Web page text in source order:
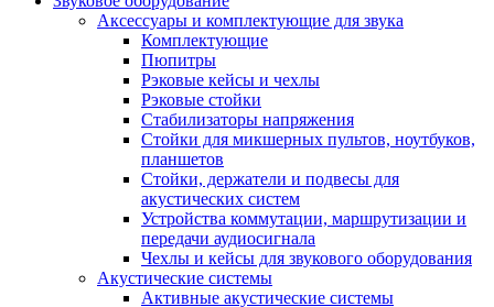
Аксессуары и комплектующие для звука
Комплектующие
Пюпитры
Рэковые кейсы и чехлы
Рэковые стойки
Стабилизаторы напряжения
Стойки для микшерных пультов, ноутбуков,
планшетов
Стойки, держатели и подвесы для
акустических систем
Устройства коммутации, маршрутизации и
передачи аудиосигнала
Чехлы и кейсы для звукового оборудования
Акустические системы
Активные акустические системы